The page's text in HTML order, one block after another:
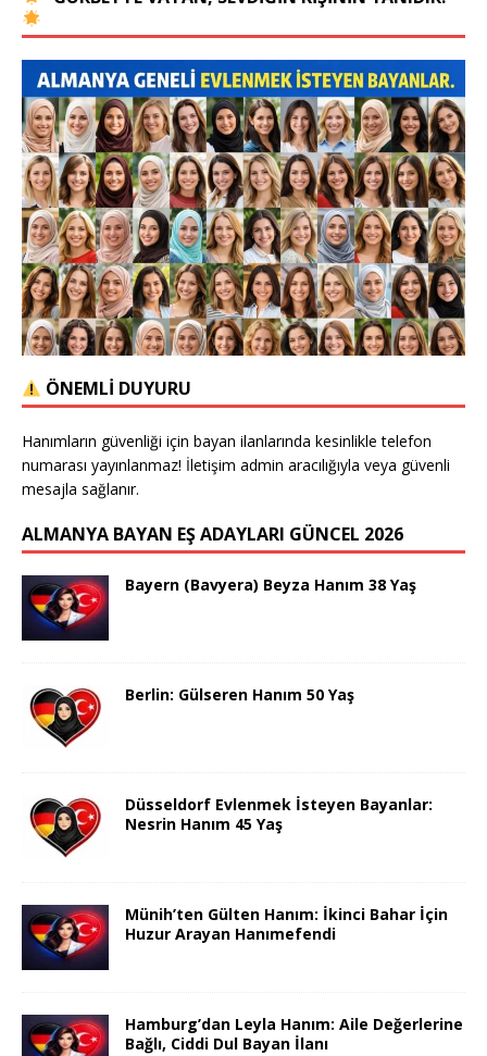
ÖNEMLİ DUYURU
Hanımların güvenliği için bayan ilanlarında kesinlikle telefon
numarası yayınlanmaz! İletişim admin aracılığıyla veya güvenli
mesajla sağlanır.
ALMANYA BAYAN EŞ ADAYLARI GÜNCEL 2026
Bayern (Bavyera) Beyza Hanım 38 Yaş
Berlin: Gülseren Hanım 50 Yaş
Düsseldorf Evlenmek İsteyen Bayanlar:
Nesrin Hanım 45 Yaş
Münih’ten Gülten Hanım: İkinci Bahar İçin
Huzur Arayan Hanımefendi
Hamburg’dan Leyla Hanım: Aile Değerlerine
Bağlı, Ciddi Dul Bayan İlanı